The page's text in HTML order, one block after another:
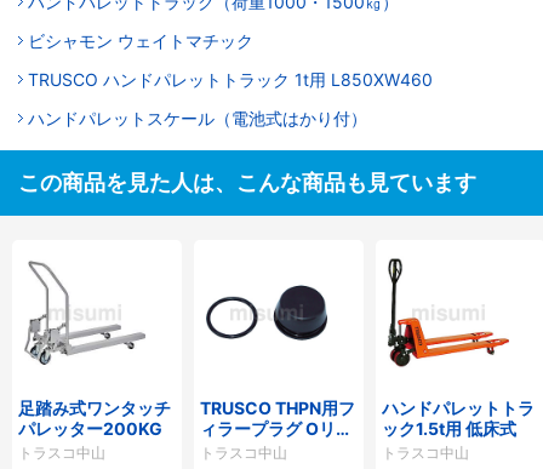
ビシャモン ウェイトマチック
TRUSCO ハンドパレットトラック 1t用 L850XW460
ハンドパレットスケール（電池式はかり付）
この商品を見た人は、こんな商品も見ています
足踏み式ワンタッチ
パレッター200KG
トラスコ中山
TRUSCO THPN用フ
ィラープラグ Oリン
グ付
トラスコ中山
ハンドパレットトラ
ック1.5t用 低床式
トラスコ中山